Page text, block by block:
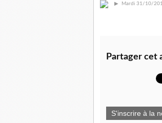
Partager cet
S'inscrire à la